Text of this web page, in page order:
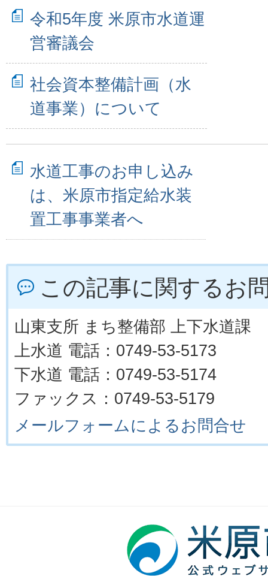
令和5年度 米原市水道運
営審議会
社会資本整備計画（水
道事業）について
水道工事のお申し込み
は、米原市指定給水装
置工事事業者へ
この記事に関するお
山東支所 まち整備部 上下水道課
上水道 電話：0749-53-5173
下水道 電話：0749-53-5174
ファックス：0749-53-5179
メールフォームによるお問合せ